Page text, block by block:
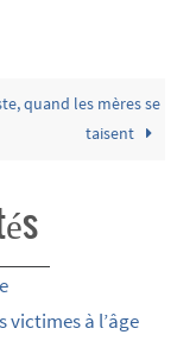
quand les mères se
taisent
victimes à l’âge